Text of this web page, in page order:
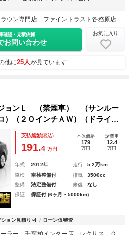
ラウン専門店 ファイントラスト各務原店
確認・見積依頼
お問い合わせ
お気に入り
他に25人が見ています
ョンＬ （禁煙車） （サンルー
）（２０インチＡＷ）（ドライバ
レーダークルーズ）（プリクラ
ト）（Ｂｌｕｅｔｏｏｔｈ）（Ｈ
支払総額(税込)
191.4 万円
本体価格
179
万円
諸費用
12.4
万円
年式 2012年 走行
5.2万km
車検
車検整備付 排気
3500cc
整備
法定整備付 修復
なし
保証
保証付 (6ヶ月・5000km)
ション見積り可 ローン仮審査